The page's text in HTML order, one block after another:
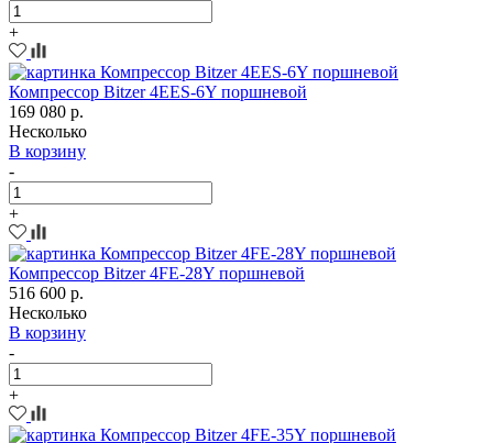
+
Компрессор Bitzer 4EES-6Y поршневой
169 080 р.
Несколько
В корзину
-
+
Компрессор Bitzer 4FE-28Y поршневой
516 600 р.
Несколько
В корзину
-
+